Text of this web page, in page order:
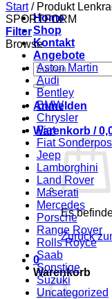
Home
Shop
Kontakt
Angebote
Suchen
nach:
Anmelden
Warenkorb /
Es
Zurück
0
Warenkorb
Start /Produkt
SPORTFORM
Filter
Browse
Aston Martin
Audi
Bentley
BMW
Chrysler
Fiat
Fiat
Jeep
Lamborghini
Land Rover
Maserati
Mercedes
Porsche
Range Rover
Rolls Royce
Saab
Sonstige
Suzuki
Uncategorized